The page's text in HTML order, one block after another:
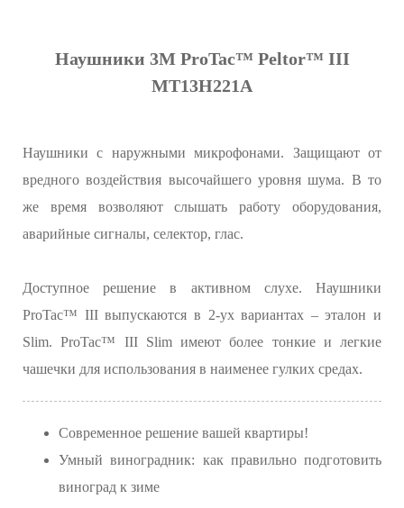
Наушники 3M ProTac™ Peltor™ III
MT13H221A
Наушники с наружными микрофонами. Защищают от
вредного воздействия высочайшего уровня шума. В то
же время возволяют слышать работу оборудования,
аварийные сигналы, селектор, глас.
Доступное решение в активном слухе. Наушники
ProTac™ III выпускаются в 2-ух вариантах – эталон и
Slim. ProTac™ III Slim имеют более тонкие и легкие
чашечки для использования в наименее гулких средах.
Современное решение вашей квартиры!
Умный виноградник: как правильно подготовить
виноград к зиме